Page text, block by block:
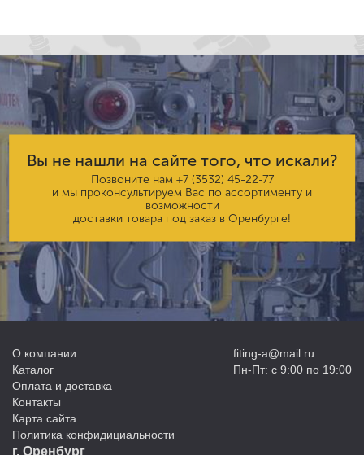
Вы не нашли на сайте того, что искали?
Позвоните нам +7 (3532) 45-22-77
и мы проконсультируем Вас по ассортименту и
возможности
доставки товара под заказ в Оренбурге!
О компании
Каталог
Оплата и доставка
Контакты
Карта сайта
Политика конфидициальности
fiting-a@mail.ru
Пн-Пт: с 9:00 по 19:00
г. Оренбург